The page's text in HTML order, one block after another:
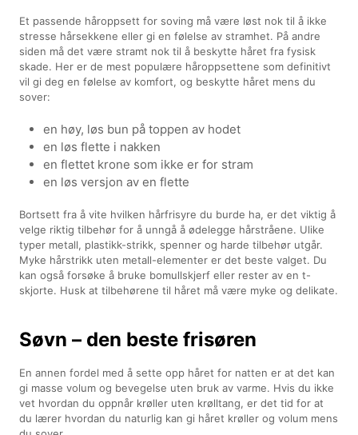
Et passende håroppsett for soving må være løst nok til å ikke
stresse hårsekkene eller gi en følelse av stramhet. På andre
siden må det være stramt nok til å beskytte håret fra fysisk
skade. Her er de mest populære håroppsettene som definitivt
vil gi deg en følelse av komfort, og beskytte håret mens du
sover:
en høy, løs bun på toppen av hodet
en løs flette i nakken
en flettet krone som ikke er for stram
en løs versjon av en flette
Bortsett fra å vite hvilken hårfrisyre du burde ha, er det viktig å
velge riktig tilbehør for å unngå å ødelegge hårstråene. Ulike
typer metall, plastikk-strikk, spenner og harde tilbehør utgår.
Myke hårstrikk uten metall-elementer er det beste valget. Du
kan også forsøke å bruke bomullskjerf eller rester av en t-
skjorte. Husk at tilbehørene til håret må være myke og delikate.
Søvn – den beste frisøren
En annen fordel med å sette opp håret for natten er at det kan
gi masse volum og bevegelse uten bruk av varme. Hvis du ikke
vet hvordan du oppnår krøller uten krølltang, er det tid for at
du lærer hvordan du naturlig kan gi håret krøller og volum mens